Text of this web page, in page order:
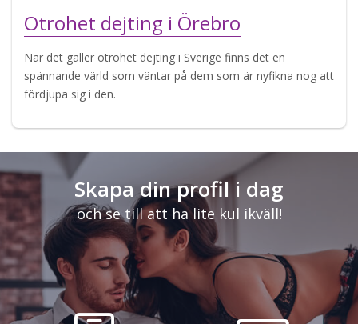
Otrohet dejting i Örebro
När det gäller otrohet dejting i Sverige finns det en
spännande värld som väntar på dem som är nyfikna nog att
fördjupa sig i den.
Skapa din profil i dag
och se till att ha lite kul ikväll!